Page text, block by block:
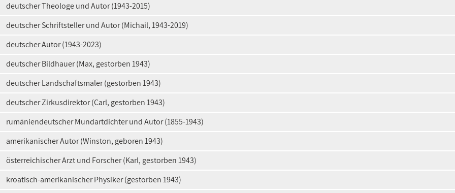
deutscher Theologe und Autor (1943-2015)
deutscher Schriftsteller und Autor (Michail, 1943-2019)
deutscher Autor (1943-2023)
deutscher Bildhauer (Max, gestorben 1943)
deutscher Landschaftsmaler (gestorben 1943)
deutscher Zirkusdirektor (Carl, gestorben 1943)
rumäniendeutscher Mundartdichter und Autor (1855-1943)
amerikanischer Autor (Winston, geboren 1943)
österreichischer Arzt und Forscher (Karl, gestorben 1943)
kroatisch-amerikanischer Physiker (gestorben 1943)